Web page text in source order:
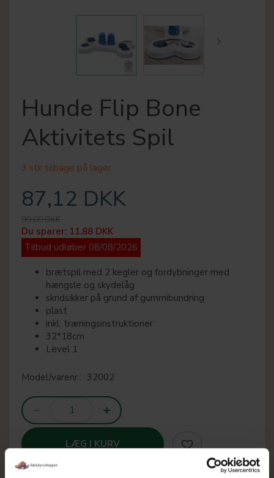
Hunde Flip Bone
Aktivitets Spil
3 stk tilbage på lager
87,12 DKK
99,00 DKK
Du sparer: 11,88 DKK
Tilbud udløber 08/08/2026
brætspil med 2 kegler og fordybninger med
hængsle og skydelåg
skridsikker på grund af gummibundring
plast
inkl. træningsinstruktioner
32*18cm
Level 1
Model/varenr.: 32002
LÆG I KURV